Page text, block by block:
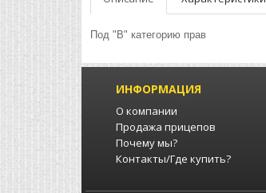
Под "B" категорию прав
ИНФОРМАЦИЯ
О компании
Продажа прицепов
Почему мы?
Контакты/Где купить?